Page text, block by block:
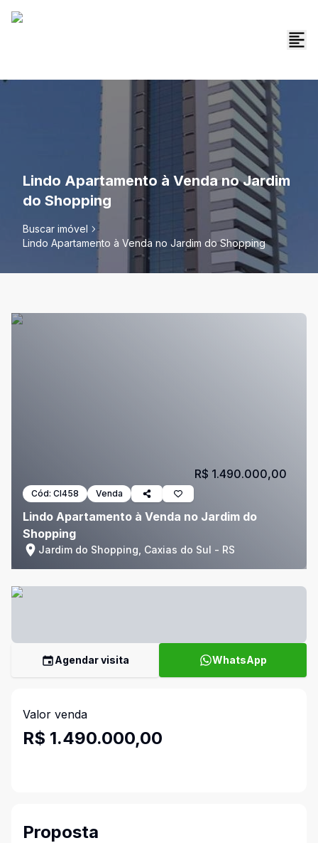
Lindo Apartamento à Venda no Jardim
do Shopping
Buscar imóvel
Lindo Apartamento à Venda no Jardim do Shopping
Cód: CI458 Venda
Lindo Apartamento à Venda no Jardim do
Shopping
Jardim do Shopping, Caxias do Sul - RS
R$ 1.490.000,00
Agendar visita WhatsApp
Valor venda
R$ 1.490.000,00
Proposta